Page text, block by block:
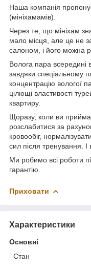
Наша компанія
(мініхамамів).
Через те, що мініхам
мало місця, але це не
салоном, і його можна
Волога пара всередині
завдяки спеціальному
концентрацію вологої
цілющі властивості
квартиру.
Щоразу, коли ви
розслабитися за
кровообіг,
сил після тренування. І
Ми робимо всі роботи
гарантію.
Приховати
Характеристики
Основні
Стан